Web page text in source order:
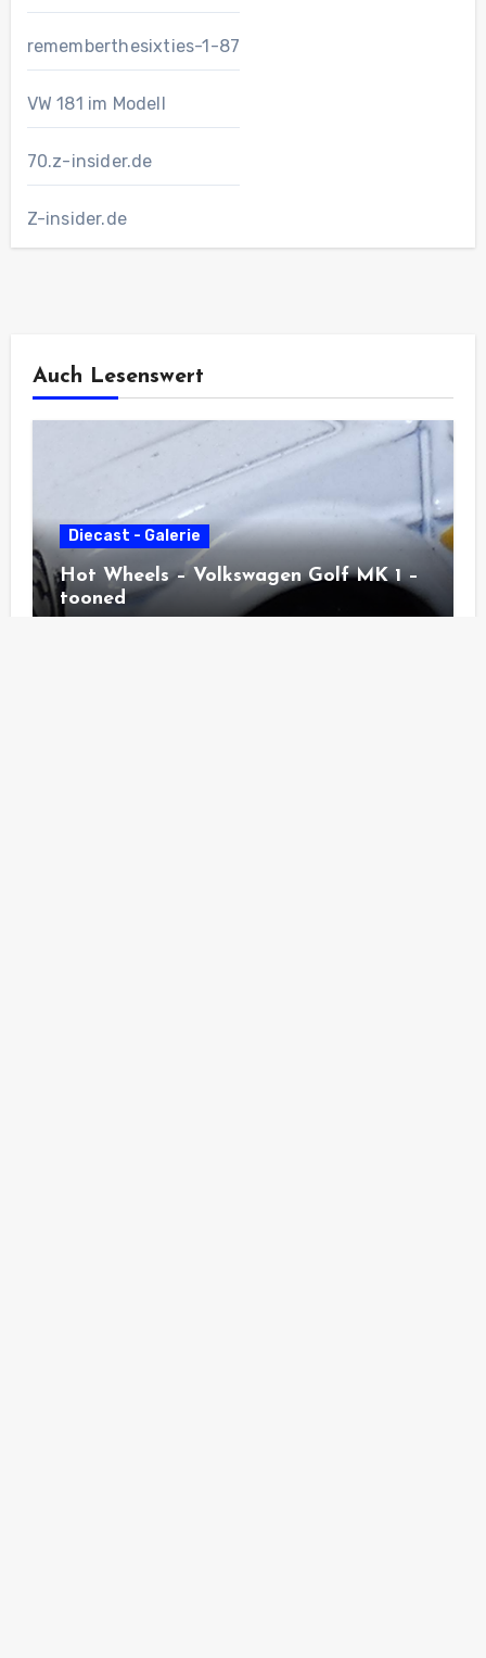
rememberthesixties-1-87
VW 181 im Modell
70.z-insider.de
Z-insider.de
Auch Lesenswert
Diecast - Galerie
Hot Wheels – Volkswagen Golf MK 1 –
tooned